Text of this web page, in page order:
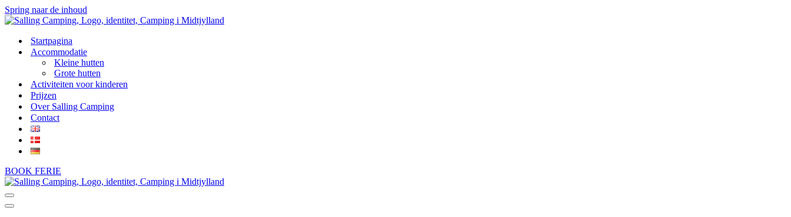
Spring naar de inhoud
Startpagina
Accommodatie
Kleine hutten
Grote hutten
Activiteiten voor kinderen
Prijzen
Over Salling Camping
Contact
BOOK FERIE
Navigatiemenu
Navigatiemenu